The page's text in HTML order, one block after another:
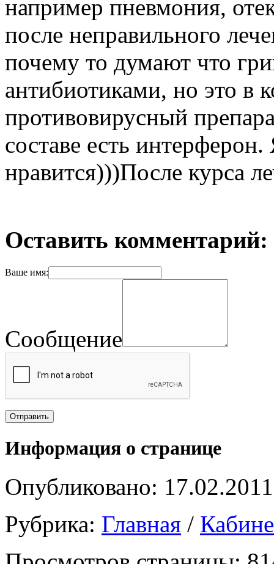
например пневмония,
после неправильного
почему то думают что
антибиотиками, но это в
противовирусный
составе есть
нравится)))После курса
Оставить комментарий:
Ваше имя:
Сообщение
Информация о странице
Опубликовано: 17.02.2011
Рубрика: Главная /